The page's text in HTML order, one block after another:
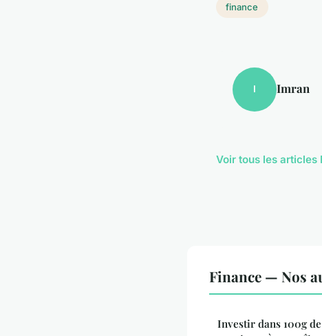
finance
I Imran
Voir tous les articles
Finance — Nos
Investir dans 100g